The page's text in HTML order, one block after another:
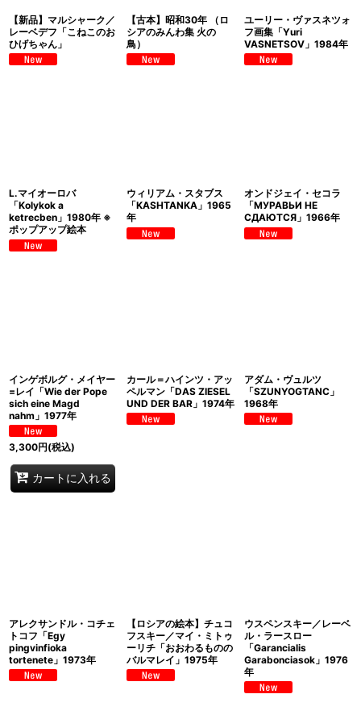
【新品】マルシャーク／
レーベデフ「こねこのお
ひげちゃん」
【古本】昭和30年 （ロ
シアのみんわ集 火の
鳥）
ユーリー・ヴァスネツォ
フ画集「Yuri
VASNETSOV」1984年
L.マイオーロバ
「Kolykok a
ketrecben」1980年 ※
ポップアップ絵本
ウィリアム・スタブス
「KASHTANKA」1965
年
オンドジェイ・セコラ
「МУРАВЬИ НЕ
СДАЮТСЯ」1966年
インゲボルグ・メイヤー
=レイ「Wie der Pope
sich eine Magd
nahm」1977年
3,300円(税込)
カートに入れる
カール＝ハインツ・アッ
ペルマン「DAS ZIESEL
UND DER BAR」1974年
アダム・ヴュルツ
「SZUNYOGTANC」
1968年
アレクサンドル・コチェ
トコフ「Egy
pingvinfioka
tortenete」1973年
【ロシアの絵本】チュコ
フスキー／マイ・ミトゥ
ーリチ「おおわるものの
バルマレイ」1975年
ウスペンスキー／レーベ
ル・ラースロー
「Garancialis
Garabonciasok」1976
年